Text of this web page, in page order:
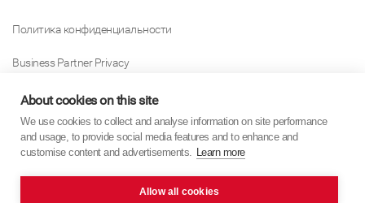
Политика конфиденциальности
Business Partner Privacy
Политика Использования Файлов «куки»
Modern Slavery Act Policy
About cookies on this site
We use cookies to collect and analyse information on site performance
and usage, to provide social media features and to enhance and
customise content and advertisements. Learn more
Allow all cookies